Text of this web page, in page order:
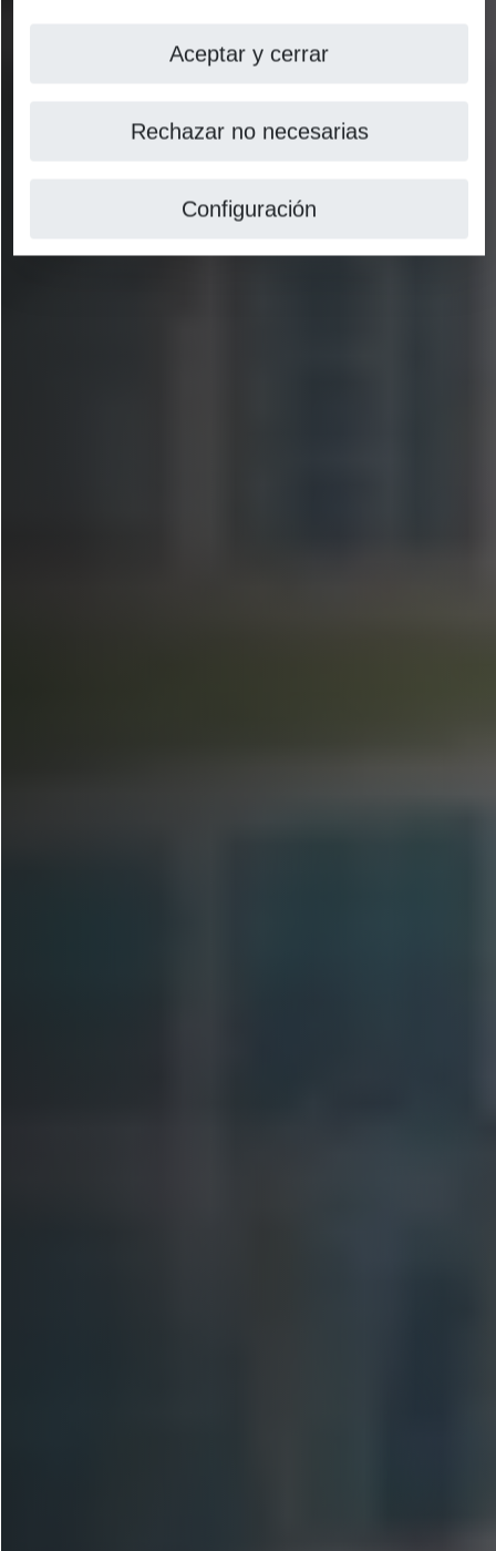
Aceptar y cerrar
Rechazar no necesarias
Configuración